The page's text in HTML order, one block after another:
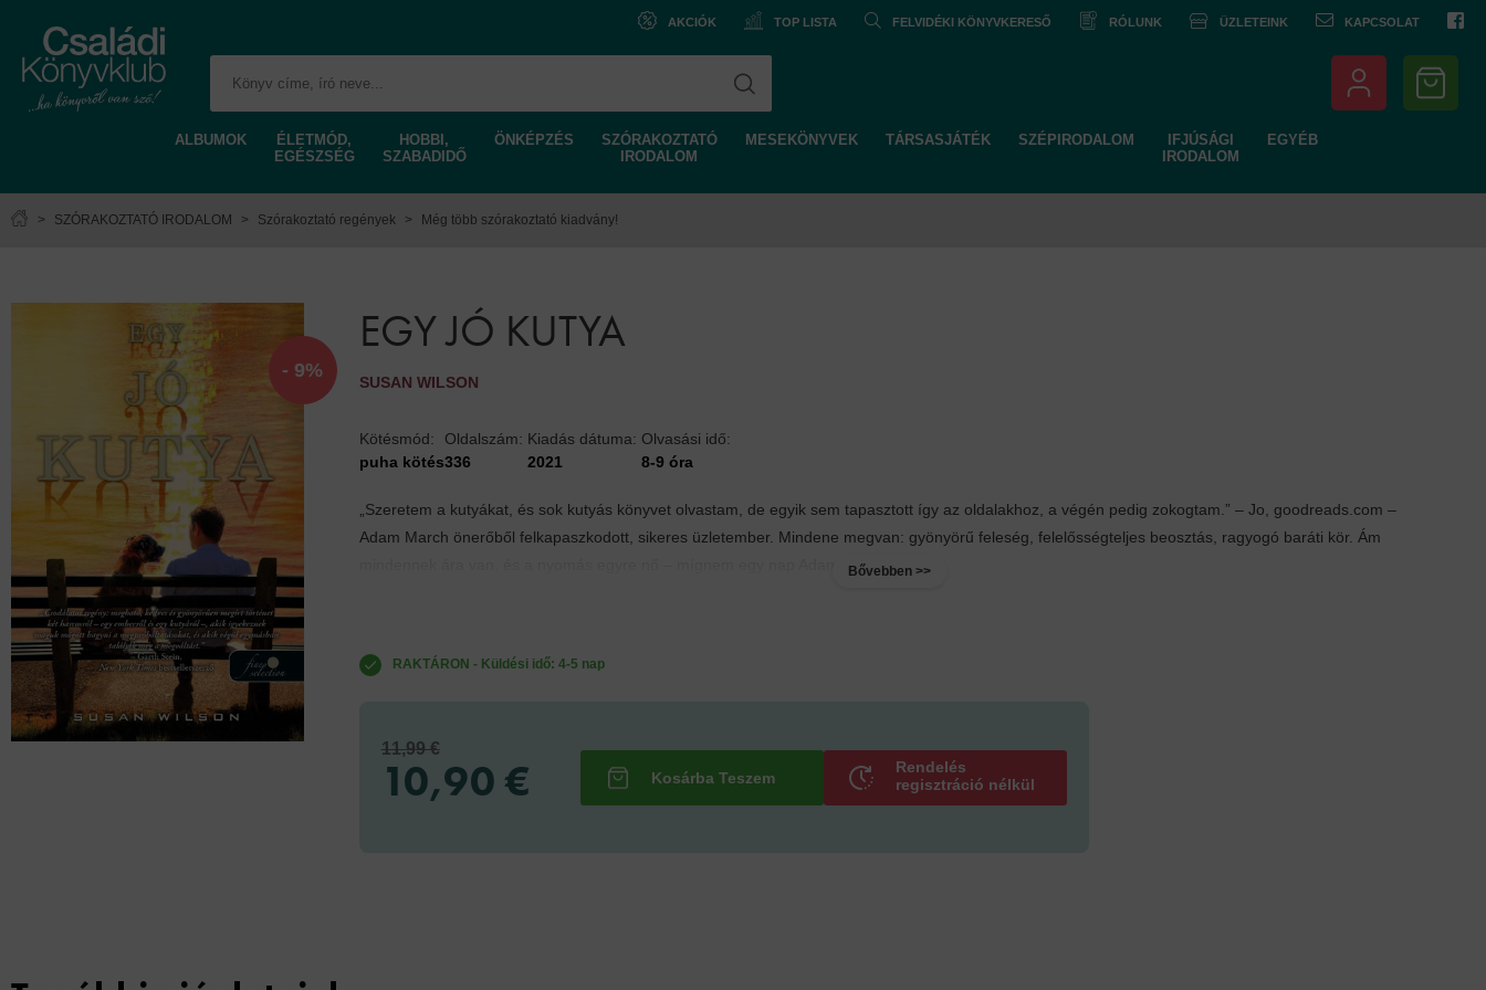
AKCIÓK TOP LISTA FELVIDÉKI KÖNYVKERESŐ RÓLUNK ÜZLETEINK KAPCSOLAT
ALBUMOK
ÉLETMÓD,
EGÉSZSÉG
HOBBI,
SZABADIDŐ
ÖNKÉPZÉS
SZÓRAKOZTATÓ
IRODALOM
MESEKÖNYVEK TÁRSASJÁTÉK SZÉPIRODALOM
IFJÚSÁGI
IRODALOM
EGYÉB
> SZÓRAKOZTATÓ IRODALOM > Szórakoztató regények > Még több szórakoztató kiadvány!
- 9%
EGY JÓ KUTYA
SUSAN WILSON
Kötésmód:
puha kötés
Oldalszám:
336
Kiadás dátuma:
2021
Olvasási idő:
8-9 óra
„Szeretem a kutyákat, és sok kutyás könyvet olvastam, de egyik sem tapasztott így az oldalakhoz, a végén pedig zokogtam.” – Jo, goodreads.com –
Adam March önerőből felkapaszkodott, sikeres üzletember. Mindene megvan: gyönyörű feleség, felelősségteljes beosztás, ragyogó baráti kör. Ám
mindennek ára van, és a nyomás egyre nő – mígnem egy nap Adam...Bővebben >>
RAKTÁRON - Küldési idő: 4-5 nap
11,99 €
10,90 €
Rendelés
regisztráció nélkül